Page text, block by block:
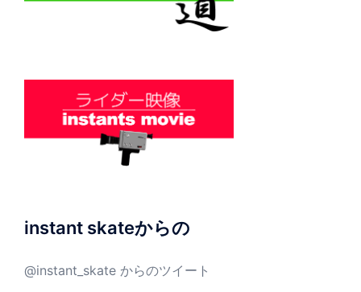
instant skateからの
@instant_skate からのツイート